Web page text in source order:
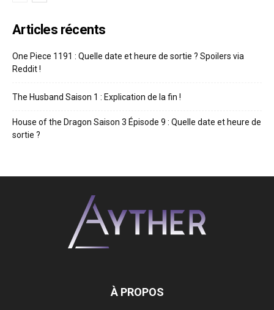
Articles récents
One Piece 1191 : Quelle date et heure de sortie ? Spoilers via
Reddit !
The Husband Saison 1 : Explication de la fin !
House of the Dragon Saison 3 Épisode 9 : Quelle date et heure de
sortie ?
À PROPOS